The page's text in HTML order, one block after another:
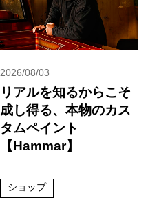
2026/08/03
リアルを知るからこそ
成し得る、本物のカス
タムペイント
【Hammar】
ショップ